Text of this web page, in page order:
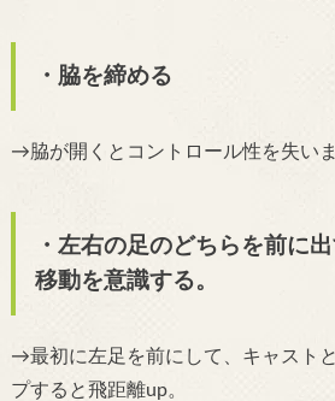
・脇を締める
→脇が開くとコントロール性を失い
・左右の足のどちらを前に
移動を意識する。
→最初に左足を前にして、キャスト
プすると飛距離up。